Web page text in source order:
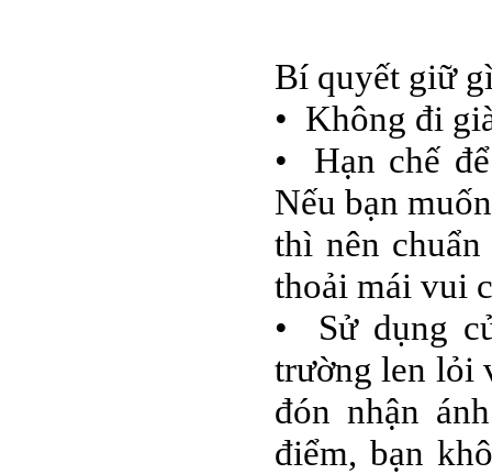
Bí quyết giữ
• Không đi
• Hạn chế
Nếu bạn
thì nên
thoải mái vui
• Sử dụng
trường len lỏi
đón nhận
điểm, bạn